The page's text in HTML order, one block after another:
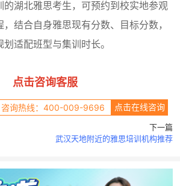
的湖北雅思考生，可预约到校实地参观
结合自身雅思现有分数、目标分数，
适配班型与集训时长。
点击咨询客服
咨询热线：400-009-9696 点击在线咨询
下一篇
武汉天地附近的雅思培训机构推荐